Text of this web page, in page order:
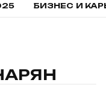
БИЗНЕС И